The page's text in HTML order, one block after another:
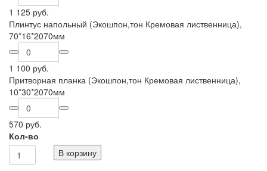
1 125 руб.
Плинтус напольный (Экошпон,тон Кремовая лиственница),
70*16*2070мм
1 100 руб.
Притворная планка (Экошпон,тон Кремовая лиственница),
10*30*2070мм
570 руб.
Кол-во
В корзину